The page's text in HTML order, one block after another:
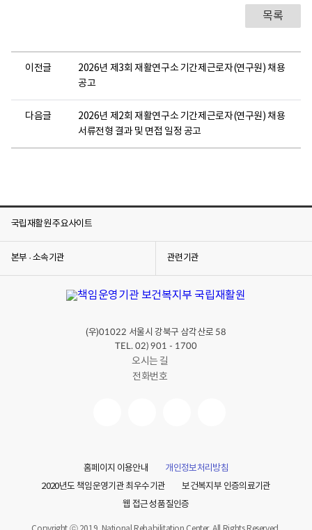
목록
이전글
2026년 제3회 재활연구소 기간제근로자(연구원) 채용
공고
다음글
2026년 제2회 재활연구소 기간제근로자(연구원) 채용
서류전형 결과 및 면접 일정 공고
국립재활원 주요사이트
본부 · 소속기관 관련기관
(우)01022 서울시 강북구 삼각산로 58
TEL. 02) 901 - 1700
오시는 길
전화번호
홈페이지 이용안내
개인정보처리방침
2020년도 책임운영기관 최우수기관
보건복지부 인증의료기관
웹 접근성 품질인증